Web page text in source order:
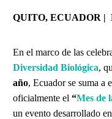
QUITO, ECUADOR |
En el marco de las
Diversidad Biológica,
año, Ecuador se suma a
oficialmente el “Mes de
un evento desarrollado